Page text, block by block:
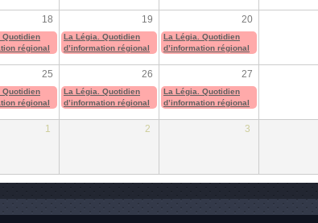
18 19 20
Quotidien
régional
La Légia. Quotidien
d’information régional
La Légia. Quotidien
d’information régional
25 26 27
Quotidien
régional
La Légia. Quotidien
d’information régional
La Légia. Quotidien
d’information régional
1 2 3